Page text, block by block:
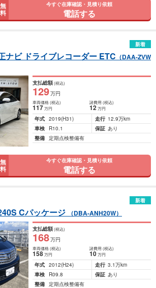
無
料
今すぐ在庫確認・見積り依頼
電話する
新着
ナビ ドライブレコーダー ETC （DAA-ZVW
支払総額(税込)
129万円
車両価格(税込)
117万円
諸費用 (税込)
12 万円
年式 2019(H31) 走行 12.9万km
車検
R10.1 保証 あり
整備 定期点検整備有
無
料
今すぐ在庫確認・見積り依頼
電話する
新着
Cパッケージ （DBA-ANH20W）
支払総額(税込)
168万円
車両価格(税込)
158万円
諸費用 (税込)
10 万円
年式 2012(H24) 走行 3.1万km
車検
R09.8 保証 あり
整備 定期点検整備有